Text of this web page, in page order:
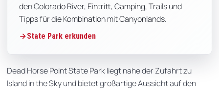
den Colorado River, Eintritt, Camping, Trails und
Tipps für die Kombination mit Canyonlands.
State Park erkunden
Dead Horse Point State Park liegt nahe der Zufahrt zu
Island in the Sky und bietet großartige Aussicht auf den